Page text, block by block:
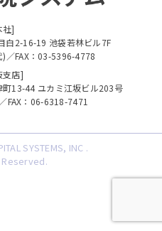
社]
白2-16-19 池袋若林ビル7F
／FAX：03-5396-4778
支店]
13-44 ユカミ江坂ビル203号
FAX：06-6318-7471
SYSTEMS, INC .